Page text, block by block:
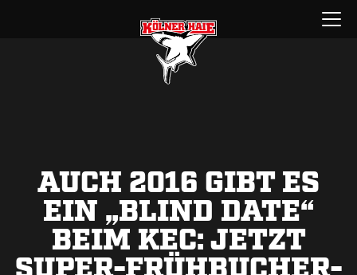
Menü
öffnen
AUCH 2016 GIBT ES
EIN „BLIND DATE“
BEIM KEC: JETZT
SUPER-FRÜHBUCHER-